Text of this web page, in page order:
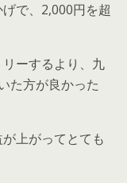
で、2,000円を超
ーするより、九
た方が良かった
上がってとても